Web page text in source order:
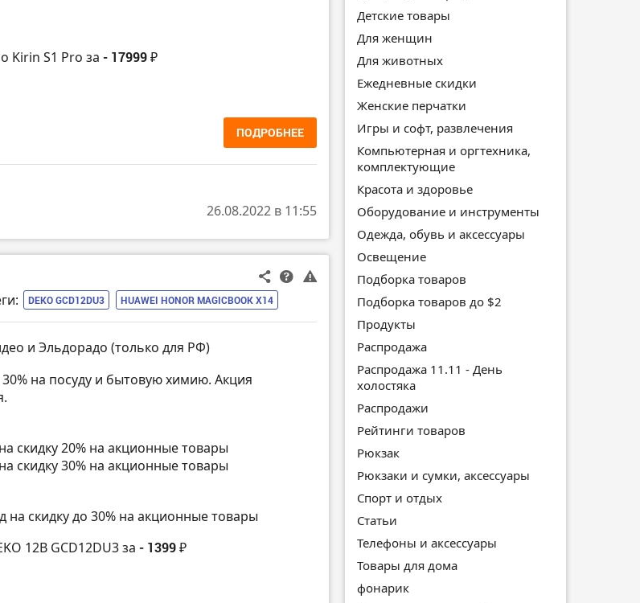
Kirin S1 Pro за - 17999 ₽
ПОДРОБНЕЕ
26.08.2022 в 11:55
DEKO GCD12DU3 HUAWEI HONOR MAGICBOOK X14
и Эльдорадо (только для РФ)
на посуду и бытовую химию. Акция
скидку 20% на акционные товары
скидку 30% на акционные товары
на скидку до 30% на акционные товары
12В GCD12DU3 за - 1399 ₽
Детские товары
Для женщин
Для животных
Ежедневные скидки
Женские перчатки
Игры и софт, развлечения
Компьютерная и оргтехника,
комплектующие
Красота и здоровье
Оборудование и инструменты
Одежда, обувь и аксессуары
Освещение
Подборка товаров
Подборка товаров до $2
Продукты
Распродажа
Распродажа 11.11 - День
холостяка
Распродажи
Рейтинги товаров
Рюкзак
Рюкзаки и сумки, аксессуары
Спорт и отдых
Статьи
Телефоны и аксессуары
Товары для дома
фонарик